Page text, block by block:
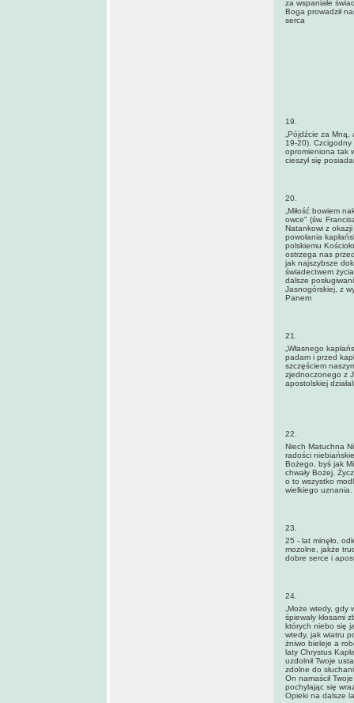
za wspaniałe
Boga prowadził
serca
19.
„Pójdźcie za
19-20).
opromieniona tak
cieszył się
20.
„Miłość bowiem
owce" (św.
Natankowi z
powołania
polskiemu
ostrzega nas
jak najszybsze
świadectwem
dalsze
Jasnogórskiej, z
Panem
21.
„Własnego
padam i przed
szczęściem
zjednoczonego z
apostolskiej
22.
Niech Matuchna
radości
Bożego, byś jak
chwały Bożej.
o to wszystko
wielkiego uznania.
23.
25 - lat minęło,
mozolne, jakże
dobre serce i
24.
„Może wtedy, gdy
śpiewały kłosami
których niebo się
wtedy, jak wiatru
żniwo bieleje a
laty Chrystus
uzdolnił Twoje
zdolne do
On namaścił
pochylając się
Opieki na dalsze